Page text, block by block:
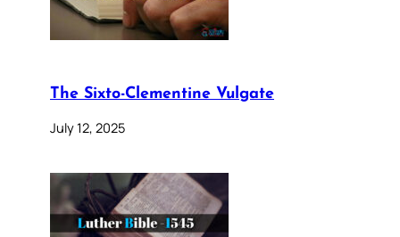
The Sixto-Clementine Vulgate
July 12, 2025